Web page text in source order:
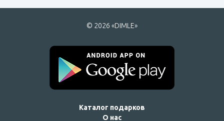
© 2026 «DIMLE»
Каталог подарков
О нас